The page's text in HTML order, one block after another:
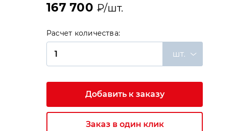
167 700₽/шт.
Расчет количества:
шт.
Добавить к заказу
Заказ в один клик